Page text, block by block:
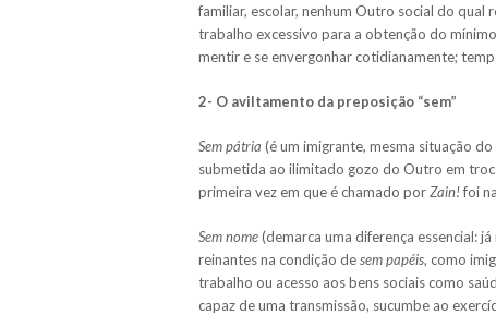
familiar, escolar, nenhum Outro social do qual
trabalho excessivo para a obtenção do
mentir e se envergonhar cotidianamente;
2- O aviltamento da preposição “sem”
Sempátria (é um imigrante, mesma situação
submetida ao ilimitado gozo do Outro em
primeira vez em que é chamado porZain!foi
Sem nome(demarca uma diferença essencial:
reinantes na condição desem papéis, como
trabalho ou acesso aos bens sociais como
capaz de uma transmissão, sucumbe ao